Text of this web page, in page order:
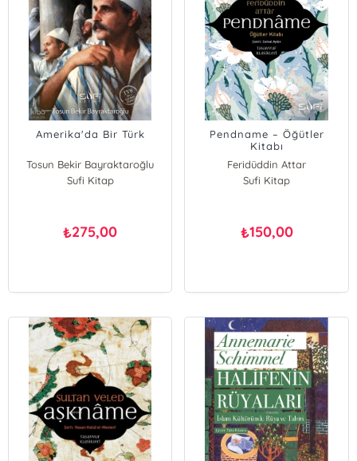
Amerika'da Bir Türk
Tosun Bekir Bayraktaroğlu
Sufi Kitap
₺275,00
Pendname – Öğütler
Kitabı
Feridüddin Attar
Sufi Kitap
₺150,00